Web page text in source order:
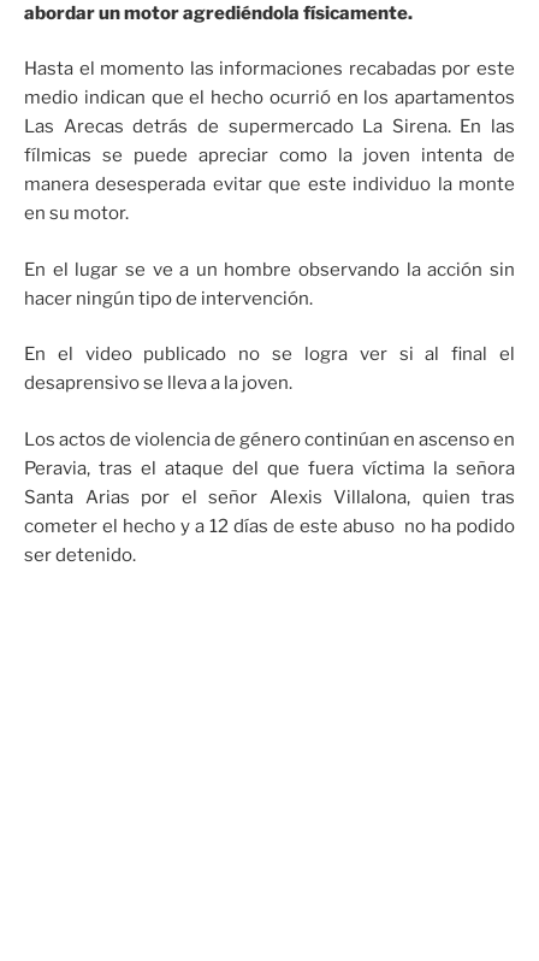
abordar un motor agrediéndola físicamente.
Hasta el momento las informaciones recabadas por este
medio indican que el hecho ocurrió en los apartamentos
Las Arecas detrás de supermercado La Sirena. En las
fílmicas se puede apreciar como la joven intenta de
manera desesperada evitar que este individuo la monte
en su motor.
En el lugar se ve a un hombre observando la acción sin
hacer ningún tipo de intervención.
En el video publicado no se logra ver si al final el
desaprensivo se lleva a la joven.
Los actos de violencia de género continúan en ascenso en
Peravia, tras el ataque del que fuera víctima la señora
Santa Arias por el señor Alexis Villalona, quien tras
cometer el hecho y a 12 días de este abuso no ha podido
ser detenido.